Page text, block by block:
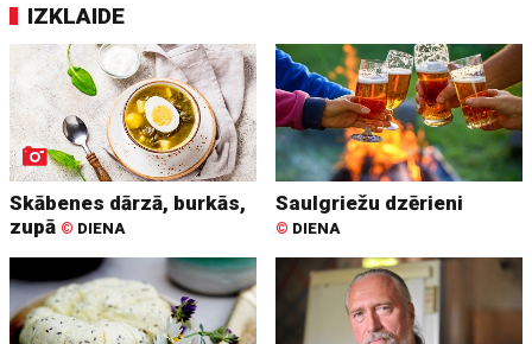
IZKLAIDE
Skābenes dārzā, burkās,
zupā © DIENA
Saulgriežu dzērieni
© DIENA